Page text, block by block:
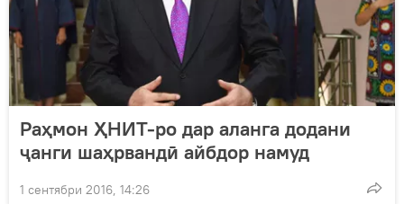
Раҳмон ҲНИТ-ро дар аланга додани
ҷанги шаҳрвандӣ айбдор намуд
1 сентябри 2016, 14:26